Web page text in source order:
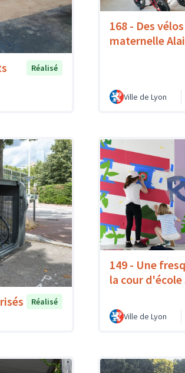
Réalisé
168 - Des
maternelle
Ville de Lyon
Réalisé
149 - Une
la cour
Ville de Lyon